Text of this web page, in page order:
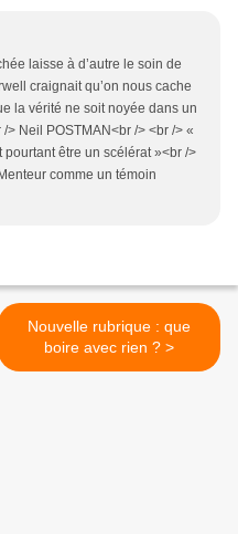
laisse à d’autre le soin de
craignait qu’on nous cache
la vérité ne soit noyée dans un
> Neil POSTMAN<br /> <br /> «
être un scélérat »<br />
comme un témoin
Nouvelle rubrique : que
boire avec rien ? >